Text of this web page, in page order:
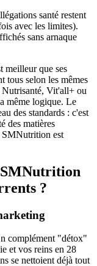
santé restent
avec les limites).
sans arnaque
meilleur que ses
tous selon les mêmes
Nutrisanté, Vit'all+ ou
même logique. Le
des standards : c'est
des matières
SMNutrition est
SMNutrition
?
complément "détox"
et vos reins en 28
se nettoient déjà tout